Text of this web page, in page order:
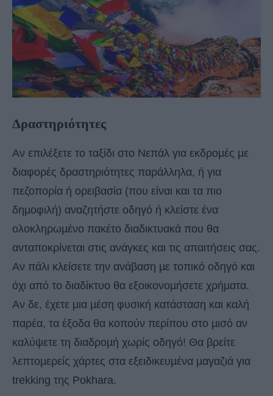
Δραστηριότητες
Αν επιλέξετε το ταξίδι στο Νεπάλ για εκδροµές µε
διαφορές δραστηριότητες παράλληλα, ή για
πεζοπορία ή ορειβασία (που είναι και τα πιο
δηµοφιλή) αναζητήστε οδηγό ή κλείστε ένα
ολοκληρωµένο πακέτο διαδικτυακά που θα
ανταποκρίνεται στις ανάγκες και τις απαιτήσεις σας.
Αν πάλι κλείσετε την ανάβαση µε τοπικό οδηγό και
όχι από το διαδίκτυο θα εξοικονοµήσετε χρήµατα.
Αν δε, έχετε µια µέση φυσική κατάσταση και καλή
παρέα, τα έξοδα θα κοπούν περίπου στο µισό αν
καλύψετε τη διαδροµή χωρίς οδηγό! Θα βρείτε
λεπτοµερείς χάρτες στα εξειδικευµένα µαγαζιά για
trekking της Pokhara.